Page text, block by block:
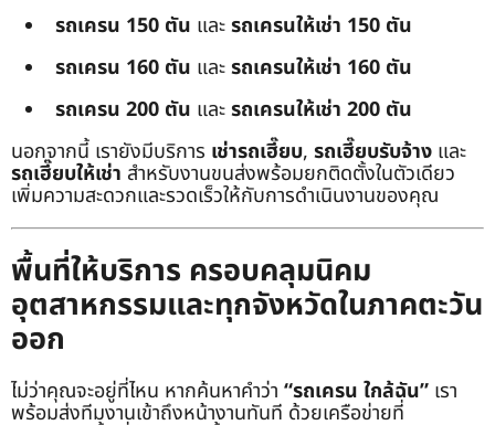
รถเครน 150 ตัน และรถเครนให้เช่า 150 ตัน
รถเครน 160 ตัน และรถเครนให้เช่า 160 ตัน
รถเครน 200 ตัน และรถเครนให้เช่า 200 ตัน
นอกจากนี้ เรายังมีบริการ เช่ารถเฮี๊ยบ, รถเฮี๊ยบรับจ้าง และ
รถเฮี๊ยบให้เช่า สำหรับงานขนส่งพร้อมยกติดตั้งในตัวเดียว
เพิ่มความสะดวกและรวดเร็วให้กับการดำเนินงานของคุณ
พื้นที่ให้บริการ ครอบคลุมนิคม
อุตสาหกรรมและทุกจังหวัดในภาคตะวัน
ออก
ไม่ว่าคุณจะอยู่ที่ไหน หากค้นหาคำว่า “รถเครน ใกล้ฉัน” เรา
พร้อมส่งทีมงานเข้าถึงหน้างานทันที ด้วยเครือข่ายที่